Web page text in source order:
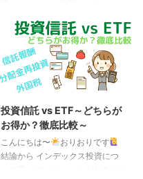
ないが困窮はしていない（資産は
多い）層でしょ ...
VXUSとは別名「楽天・全世界株
式（除く米国）インデックス・フ
ァンド」で、その名の通り米国を
除く全世界に投資するインデック
ス・ファンドです。 逆に言うと
除いたもので、これ単体というよ
りは全米株または全世界株と組み
合わせて、アメリカとそれ以外の
比率を調整するのに使うイメージ
投資信託 vs ETF～どちらが
お得か？徹底比較～
こんにちは〜
おりおりです
結論から インデックス投資につ